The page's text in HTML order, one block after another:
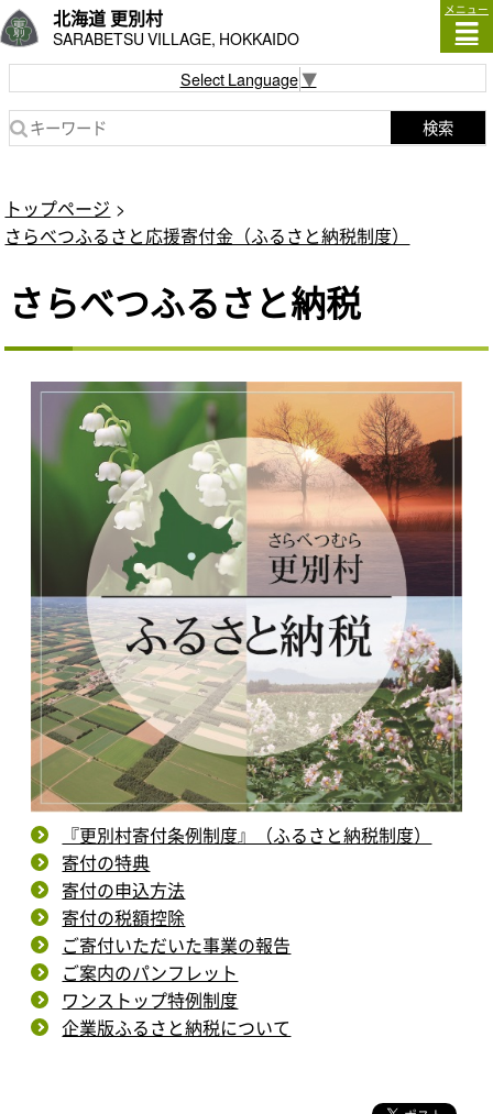
北海道 更別村
SARABETSU VILLAGE, HOKKAIDO
メニュー
Select Language▼
検索
トップページ
さらべつふるさと応援寄付金（ふるさと納税制度）
さらべつふるさと納税
『更別村寄付条例制度』（ふるさと納税制度）
寄付の特典
寄付の申込方法
寄付の税額控除
ご寄付いただいた事業の報告
ご案内のパンフレット
ワンストップ特例制度
企業版ふるさと納税について